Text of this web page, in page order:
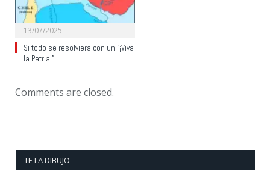
13/07/2025
Si todo se resolviera con un “¡Viva
la Patria!”…
Comments are closed.
TE LA DIBUJO